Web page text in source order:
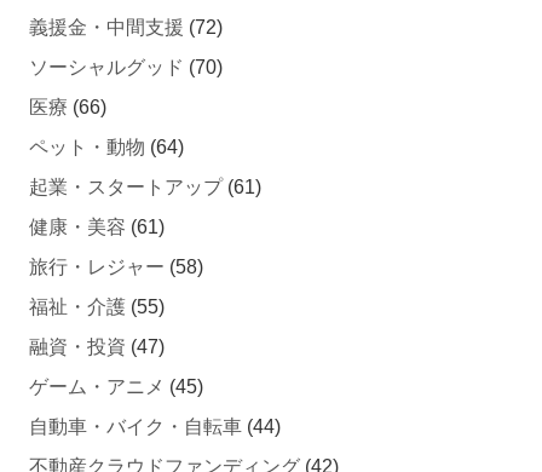
義援金・中間支援 (72)
ソーシャルグッド (70)
医療 (66)
ペット・動物 (64)
起業・スタートアップ(61)
健康・美容 (61)
旅行・レジャー (58)
福祉・介護 (55)
融資・投資 (47)
ゲーム・アニメ (45)
自動車・バイク・自転車 (44)
不動産クラウドファンディング (42)